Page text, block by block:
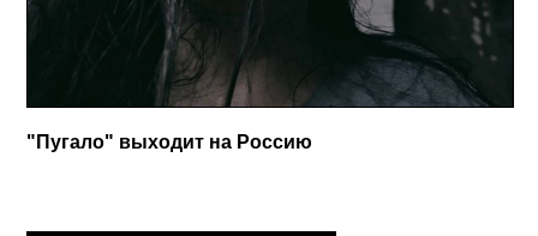
"Пугало" выходит на Россию